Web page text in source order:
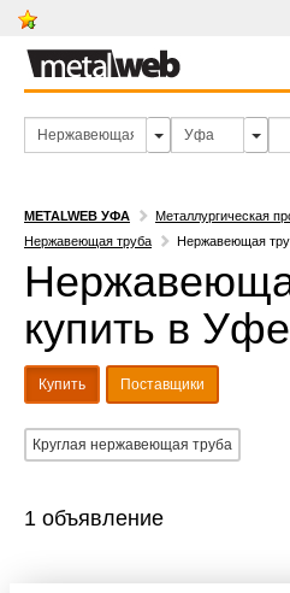
METALWEB УФА Металлургическая
Нержавеющая труба
Нержавеющая
купить в Уфе
Купить Поставщики
Круглая нержавеющая труба
1 объявление